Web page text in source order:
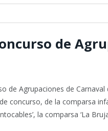
de
de Agrupaciones de Carnaval
concurso, de la comparsa
la comparsa ‘La